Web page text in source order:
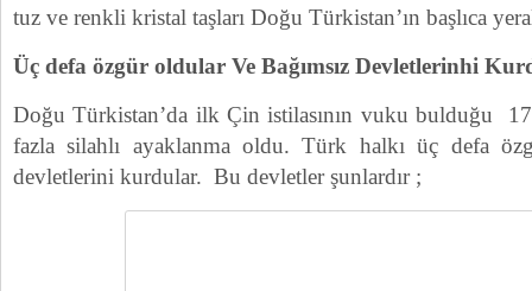
tuz ve renkli kristal taşları Doğu Türkistan’ın başlıca
Üç defa özgür oldular Ve Bağımsız Devletlerinhi
Doğu Türkistan’da ilk Çin istilasının vuku bulduğu
fazla silahlı ayaklanma oldu. Türk halkı üç defa
devletlerini kurdular. Bu devletler şunlardır ;